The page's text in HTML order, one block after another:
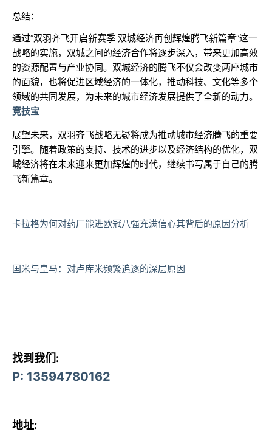
总结：
通过“双羽齐飞开启新赛季 双城经济再创辉煌腾飞新篇章”这一
战略的实施，双城之间的经济合作将逐步深入，带来更加高效
的资源配置与产业协同。双城经济的腾飞不仅会改变两座城市
的面貌，也将促进区域经济的一体化，推动科技、文化等多个
领域的共同发展，为未来的城市经济发展提供了全新的动力。
竞技宝
展望未来，双羽齐飞战略无疑将成为推动城市经济腾飞的重要
引擎。随着政策的支持、技术的进步以及经济结构的优化，双
城经济将在未来迎来更加辉煌的时代，继续书写属于自己的腾
飞新篇章。
卡拉格为何对药厂能进欧冠八强充满信心其背后的原因分析
国米与皇马：对卢库米频繁追逐的深层原因
找到我们:
P: 13594780162
地址: